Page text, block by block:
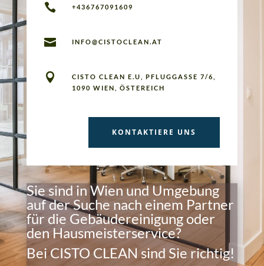
 +436767091609
 INFO@CISTOCLEAN.AT

CISTO CLEAN E.U, PFLUGGASSE 7/6,
1090 WIEN, ÖSTEREICH
KONTAKTIERE UNS
Sie sind in Wien und Umgebung
auf der Suche nach einem Partner
für die Gebäudereinigung oder
den Hausmeisterservice?
Bei CISTO CLEAN sind Sie richtig!